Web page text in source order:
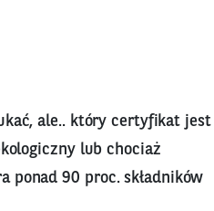
ale.. który certyfikat jest
lub chociaż
ponad 90 proc. składników